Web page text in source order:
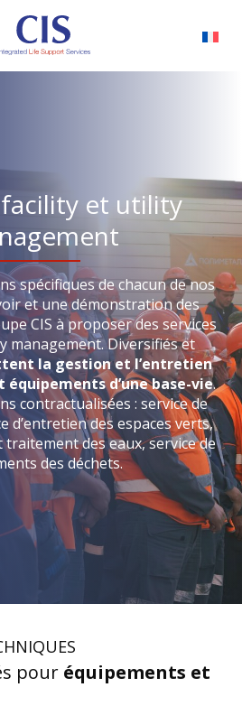
facility et utility
spécifiques de chacun de nos
et une démonstration des
CIS à proposer des services
management. Diversifiés et
la gestion et l’entretien
d’une base-vie.
contractualisées : service de
d’entretien des espaces verts,
des eaux, service de
des déchets.
pour équipements et